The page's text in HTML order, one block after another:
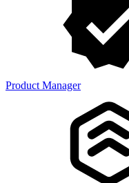
Product Manager